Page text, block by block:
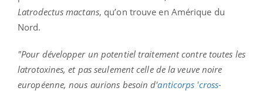
Latrodectus mactans, qu’on trouve en Amérique du
Nord.
"Pour développer un potentiel traitement contre toutes les
latrotoxines, et pas seulement celle de la veuve noire
européenne, nous aurions besoin d'anticorps 'cross-